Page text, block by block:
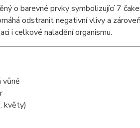
o barevné prvky symbolizující 7
odstranit negativní vlivy a
i celkové naladění organismu.
vůně
květy)